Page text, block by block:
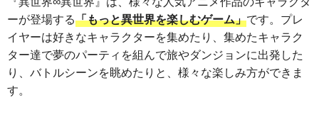
ーが登場する「もっと異世界を楽しむゲーム」です。プレ
イヤーは好きなキャラクターを集めたり、集めたキャラク
ター達で夢のパーティを組んで旅やダンジョンに出発した
り、バトルシーンを眺めたりと、様々な楽しみ方ができま
す。